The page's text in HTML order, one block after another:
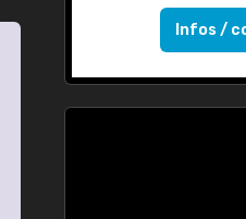
Infos /